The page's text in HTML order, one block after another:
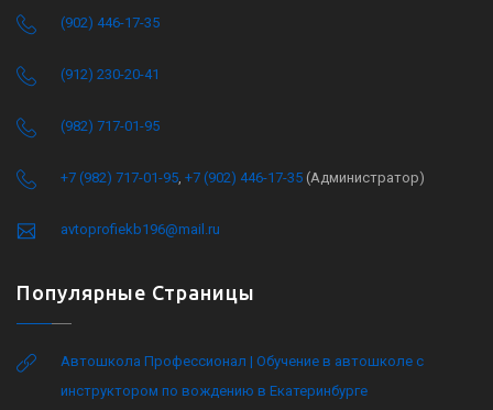
(902) 446-17-35
(912) 230-20-41
(982) 717-01-95
+7 (982) 717-01-95 +7 (902) 446-17-35 (Администратор)
avtoprofiekb196@mail.ru
Популярные Страницы
Автошкола Профессионал | Обучение в автошколе с
инструктором по вождению в Екатеринбурге